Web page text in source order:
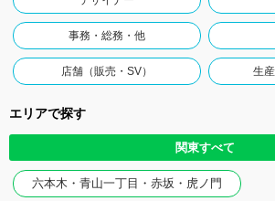
事務・総務・他
店舗（販売・SV） 生
エリアで探す
関東すべて
六本木・青山一丁目・赤坂・虎ノ門